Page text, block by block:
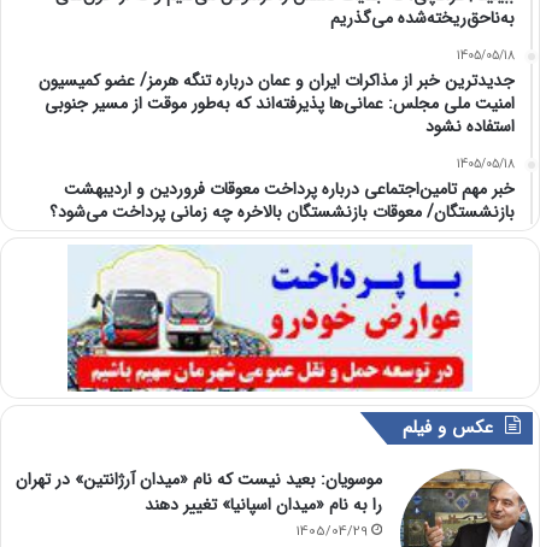
به‌ناحق‌ریخته‌شده می‌گذریم
1405/05/18
جدیدترین خبر از مذاکرات ایران و عمان درباره تنگه هرمز/ عضو کمیسیون
امنیت ملی مجلس: عمانی‌ها پذیرفته‌اند که به‌طور موقت از مسیر جنوبی
استفاده نشود
1405/05/18
خبر مهم تامین‌اجتماعی درباره پرداخت معوقات فروردین و اردیبهشت
بازنشستگان/ معوقات بازنشستگان بالاخره چه زمانی پرداخت می‌شود؟
عکس و فیلم
موسویان: بعید نیست که نام «میدان آرژانتین» در تهران
را به نام «میدان اسپانیا» تغییر دهند
1405/04/29